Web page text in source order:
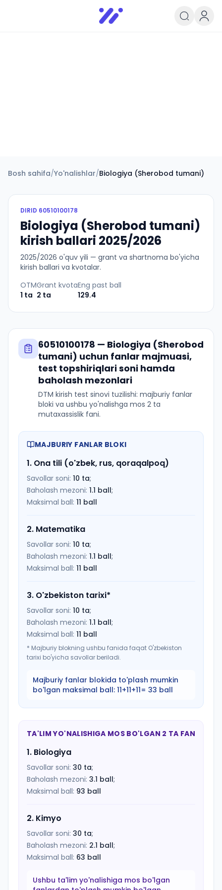
Infoedu
Ta&#039;lim xabarlari va
Bosh sahifa/Yo'nalishlar/Biologiya (Sherobod tumani)
DIRID 60510100178
Biologiya (Sherobod tumani)
kirish ballari 2025/2026
2025/2026 o'quv yili — grant va shartnoma bo'yicha
kirish ballari va kvotalar.
OTM
1 ta
Grant kvota
2 ta
Eng past ball
129.4
60510100178 — Biologiya (Sherobod
tumani) uchun fanlar majmuasi,
test topshiriqlari soni hamda
baholash mezonlari
DTM kirish test sinovi tuzilishi: majburiy fanlar
bloki va ushbu yo'nalishga mos 2 ta
mutaxassislik fani.
MAJBURIY FANLAR BLOKI
1. Ona tili (o'zbek, rus, qoraqalpoq)
Savollar soni: 10 ta;
Baholash mezoni: 1.1 ball;
Maksimal ball: 11 ball
2. Matematika
Savollar soni: 10 ta;
Baholash mezoni: 1.1 ball;
Maksimal ball: 11 ball
3. O'zbekiston tarixi*
Savollar soni: 10 ta;
Baholash mezoni: 1.1 ball;
Maksimal ball: 11 ball
* Majburiy blokning ushbu fanida faqat O'zbekiston
tarixi bo'yicha savollar beriladi.
Majburiy fanlar blokida to'plash mumkin
bo'lgan maksimal ball: 11+11+11= 33 ball
TA'LIM YO'NALISHIGA MOS BO'LGAN 2 TA FAN
1. Biologiya
Savollar soni: 30 ta;
Baholash mezoni: 3.1 ball;
Maksimal ball: 93 ball
2. Kimyo
Savollar soni: 30 ta;
Baholash mezoni: 2.1 ball;
Maksimal ball: 63 ball
Ushbu ta'lim yo'nalishiga mos bo'lgan